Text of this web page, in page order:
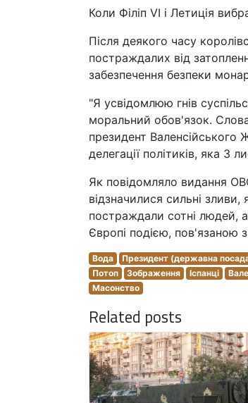
Коли Філіп VI і Летиція
Після деякого часу
постраждалих від
забезпечення безпеки
"Я усвідомлюю гнів
моральний обов'язок.
президент Валенсійського
делегації політиків, яка 3
Як повідомляло видання
відзначилися сильні
постраждали сотні людей,
Європі подією, пов'язаною
Вода Президент (державна
Потоп
Зображення Іспанці
Масонство
Related posts